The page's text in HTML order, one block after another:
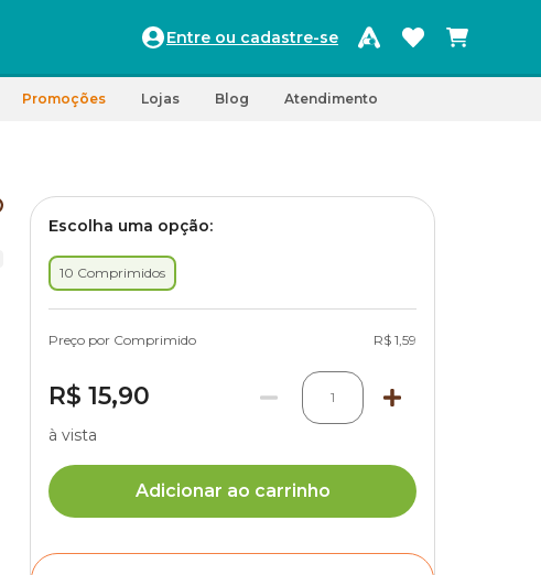
Entre ou cadastre-se
Promoções Lojas Blog Atendimento
Escolha uma opção:
10 Comprimidos
Preço por Comprimido R$ 1,59
R$ 15,90 1
à vista
Adicionar ao carrinho